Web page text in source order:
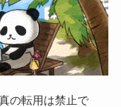
の転用は禁止で